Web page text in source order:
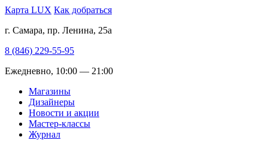
Карта LUX Как добраться
г. Самара, пр. Ленина, 25а
8 (846) 229-55-95
Ежедневно, 10:00 — 21:00
Магазины
Дизайнеры
Новости и акции
Мастер-классы
Журнал